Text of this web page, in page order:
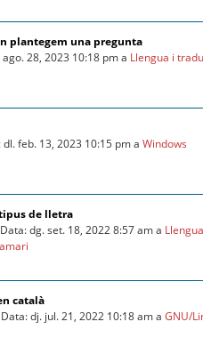
plantegem una pregunta
28, 2023 10:18 pm a Llengua i
dl. feb. 13, 2023 10:15 pm aWindows
de lletra
Data: dg. set. 18, 2022 8:57 am a
català
Data: dj. jul. 21, 2022 10:18 am aGNU/